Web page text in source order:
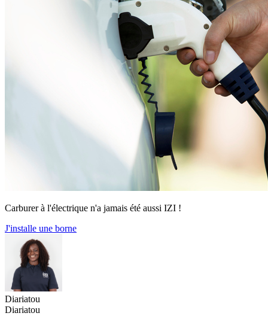
Carburer à l'électrique n'a jamais été aussi IZI !
J'installe une borne
Diariatou
Diariatou